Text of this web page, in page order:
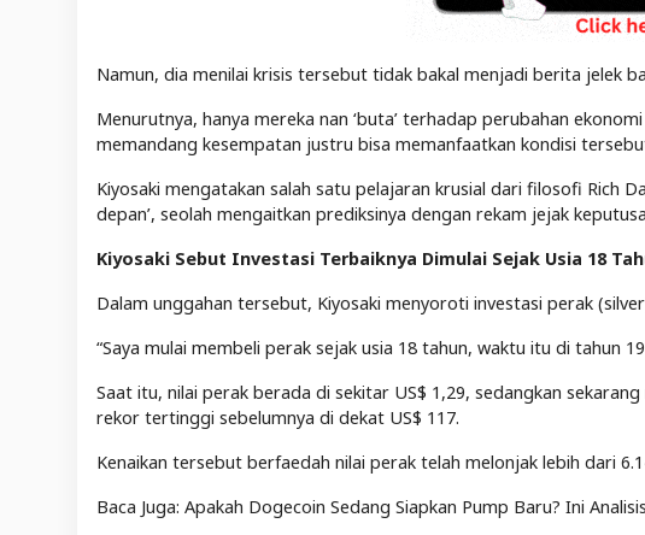
Namun, dia menilai krisis tersebut tidak bakal menjadi berita jelek
Menurutnya, hanya mereka nan ‘buta’ terhadap perubahan
memandang kesempatan justru bisa memanfaatkan kondisi
Kiyosaki mengatakan salah satu pelajaran krusial dari filosofi Rich
depan’, seolah mengaitkan prediksinya dengan rekam jejak
Kiyosaki Sebut Investasi Terbaiknya Dimulai Sejak Usia 18
Dalam unggahan tersebut, Kiyosaki menyoroti investasi perak
“Saya mulai membeli perak sejak usia 18 tahun, waktu itu di tahun
Saat itu, nilai perak berada di sekitar US$ 1,29, sedangkan
rekor tertinggi sebelumnya di dekat US$ 117.
Kenaikan tersebut berfaedah nilai perak telah melonjak lebih dari
Baca Juga: Apakah Dogecoin Sedang Siapkan Pump Baru? Ini